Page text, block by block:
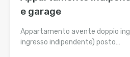
e garage
Appartamento avente doppio
ingresso indipendente) posto…